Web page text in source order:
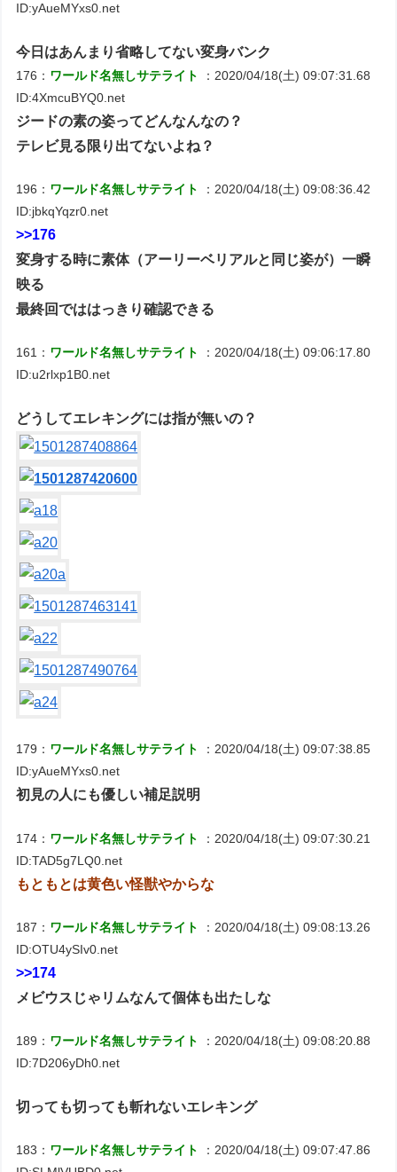
ID:yAueMYxs0.net
今日はあんまり省略してない変身バンク
176： ワールド名無しサテライト
：2020/04/18(土) 09:07:31.68
ID:4XmcuBYQ0.net
ジードの素の姿ってどんなんなの？
テレビ見る限り出てないよね？
196： ワールド名無しサテライト
：2020/04/18(土) 09:08:36.42
ID:jbkqYqzr0.net
>>176
変身する時に素体（アーリーベリアルと同じ姿が）一瞬
映る
最終回でははっきり確認できる
161： ワールド名無しサテライト
：2020/04/18(土) 09:06:17.80
ID:u2rlxp1B0.net
どうしてエレキングには指が無いの？
179： ワールド名無しサテライト
：2020/04/18(土) 09:07:38.85
ID:yAueMYxs0.net
初見の人にも優しい補足説明
174： ワールド名無しサテライト
：2020/04/18(土) 09:07:30.21
ID:TAD5g7LQ0.net
もともとは黄色い怪獣やからな
187： ワールド名無しサテライト
：2020/04/18(土) 09:08:13.26
ID:OTU4ySIv0.net
>>174
メビウスじゃリムなんて個体も出たしな
189： ワールド名無しサテライト
：2020/04/18(土) 09:08:20.88
ID:7D206yDh0.net
切っても切っても斬れないエレキング
183： ワールド名無しサテライト
：2020/04/18(土) 09:07:47.86